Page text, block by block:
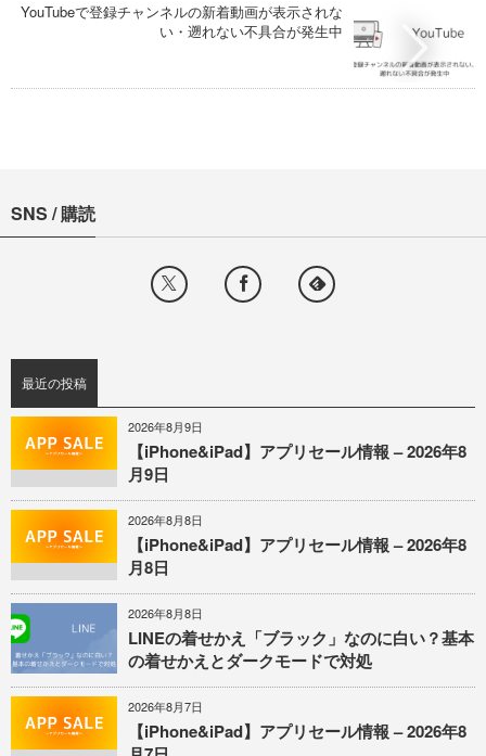
YouTubeで登録チャンネルの新着動画が表示されな
い・遡れない不具合が発生中
SNS / 購読
最近の投稿
2026年8月9日
【iPhone&iPad】アプリセール情報 – 2026年8
月9日
2026年8月8日
【iPhone&iPad】アプリセール情報 – 2026年8
月8日
2026年8月8日
LINEの着せかえ「ブラック」なのに白い？基本
の着せかえとダークモードで対処
2026年8月7日
【iPhone&iPad】アプリセール情報 – 2026年8